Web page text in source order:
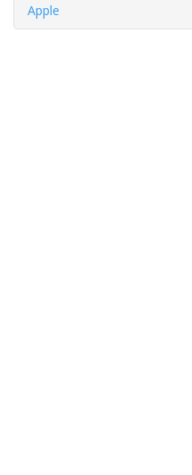
Apple